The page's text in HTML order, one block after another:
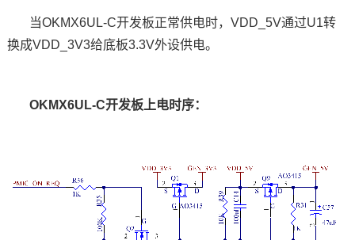
当OKMX6UL-C开发板正常供电时， VDD_5V通过U1转
换成VDD_3V3给底板3.3V外设供电。
OKMX6UL-C开发板上电时序：